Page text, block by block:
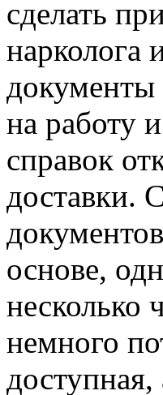
сделать
нарколога
документы
на работу
справок
доставки.
основе,
несколько
немного